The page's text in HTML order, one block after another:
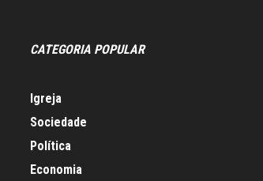
CATEGORIA POPULAR
Igreja
Sociedade
Política
Economia